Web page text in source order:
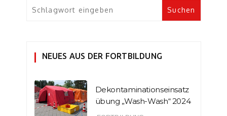
NEUES AUS DER FORTBILDUNG
Dekontaminationseinsatz
übung „Wash-Wash“ 2024